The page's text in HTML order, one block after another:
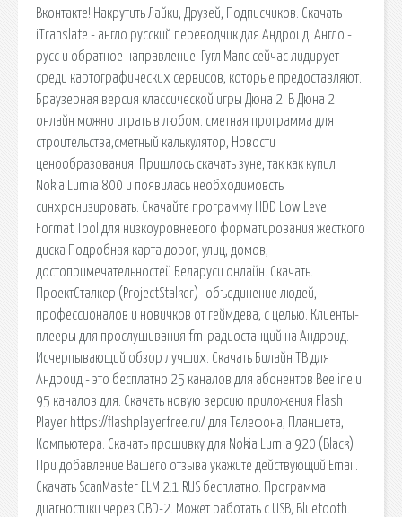
Вконтакте! Накрутить Лайки, Друзей, Подписчиков. Скачать
iTranslate - англо русский переводчик для Андроид. Англо -
русс и обратное направление. Гугл Мапс сейчас лидирует
среди картографических сервисов, которые предоставляют.
Браузерная версия классической игры Дюна 2. В Дюна 2
онлайн можно играть в любом. сметная программа для
строительства,сметный калькулятор, Новости
ценообразования. Пришлось скачать зуне, так как купил
Nokia Lumia 800 и появилась необходимовсть
синхронизировать. Скачайте программу HDD Low Level
Format Tool для низкоуровневого форматирования жесткого
диска Подробная карта дорог, улиц, домов,
достопримечательностей Беларуси онлайн. Скачать.
ПроектСталкер (ProjectStalker) -объединение людей,
профессионалов и новичков от геймдева, с целью. Клиенты-
плееры для прослушивания fm-радиостанций на Андроид.
Исчерпывающий обзор лучших. Скачать Билайн ТВ для
Андроид - это бесплатно 25 каналов для абонентов Beeline и
95 каналов для. Cкачать новую версию приложения Flash
Player https://flashplayerfree.ru/ для Телефона, Планшета,
Компьютера. Скачать прошивку для Nokia Lumia 920 (Black)
При добавление Вашего отзыва укажите действующий Email.
Скачать ScanMaster ELM 2.1 RUS бесплатно. Программа
диагностики через OBD-2. Может работать с USB, Bluetooth.